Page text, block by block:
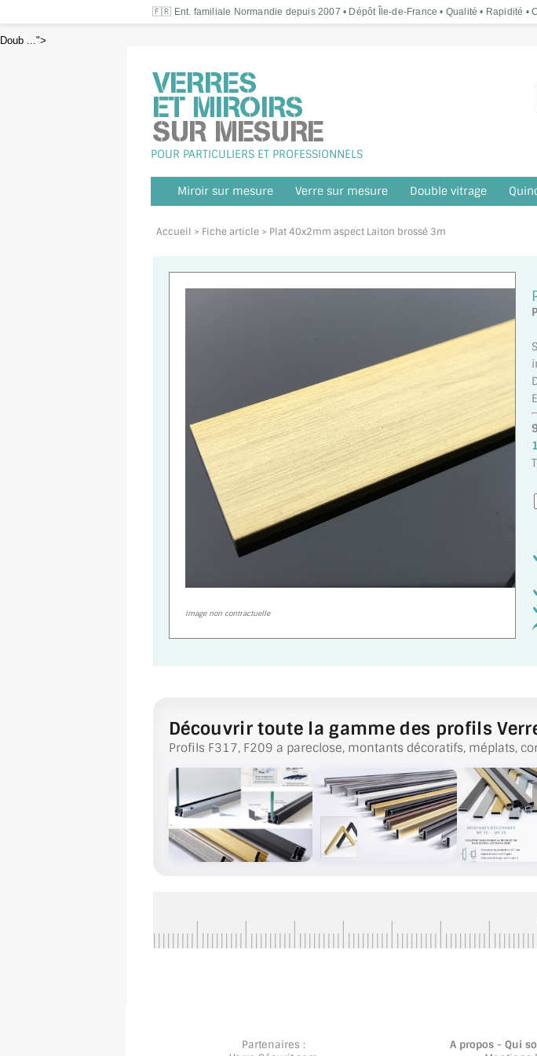
Doub ...">
🇫🇷 Ent. familiale Normandie depuis 2007 • Dépôt Île-de-France • Qualité • Rapidité •
POUR PARTICULIERS ET PROFESSIONNELS
Miroir sur mesure Verre sur mesure Double vitrage
Accueil > Fiche article > Plat 40x2mm aspect Laiton brossé 3m
Image non contractuelle
Découvrir toute la gamme des profils
Profils F317, F209 a pareclose, montants décoratifs, méplats,
Partenaires :
A propos - Qui